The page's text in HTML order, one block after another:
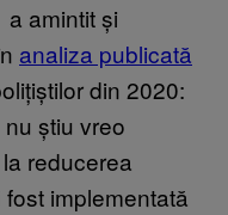
a amintit și
analiza publicată
din 2020:
știu vreo
reducerea
implementată